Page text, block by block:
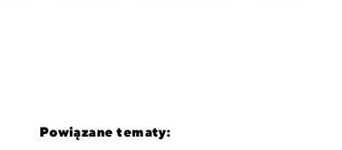
Powiązane tematy: